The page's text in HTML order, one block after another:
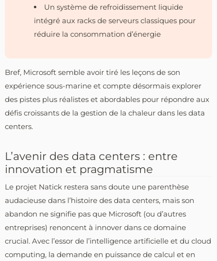
Un système de refroidissement liquide
intégré aux racks de serveurs classiques pour
réduire la consommation d’énergie
Bref, Microsoft semble avoir tiré les leçons de son
expérience sous-marine et compte désormais explorer
des pistes plus réalistes et abordables pour répondre aux
défis croissants de la gestion de la chaleur dans les data
centers.
L’avenir des data centers : entre
innovation et pragmatisme
Le projet Natick restera sans doute une parenthèse
audacieuse dans l’histoire des data centers, mais son
abandon ne signifie pas que Microsoft (ou d’autres
entreprises) renoncent à innover dans ce domaine
crucial. Avec l’essor de l’intelligence artificielle et du cloud
computing, la demande en puissance de calcul et en